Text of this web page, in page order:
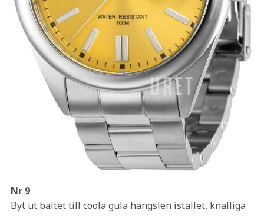
Nr 9
Byt ut bältet till coola gula hängslen istället, knalliga